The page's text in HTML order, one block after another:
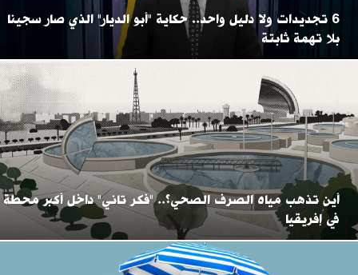
6 تجديدات ولا دليل واحد.. حكاية "أبو الديار" الذي صار سجينا
بلا تهمة ثابتة
أين تذهب مياه الصرف الصحي؟.. "فكر تاني" داخل أكبر محطة
في إفريقيا